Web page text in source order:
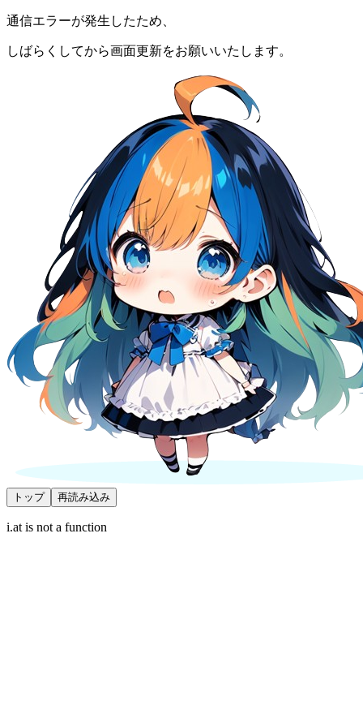
通信エラーが発生したため、
しばらくしてから画面更新をお願いいたします。
トップ 再読み込み
i.at is not a function